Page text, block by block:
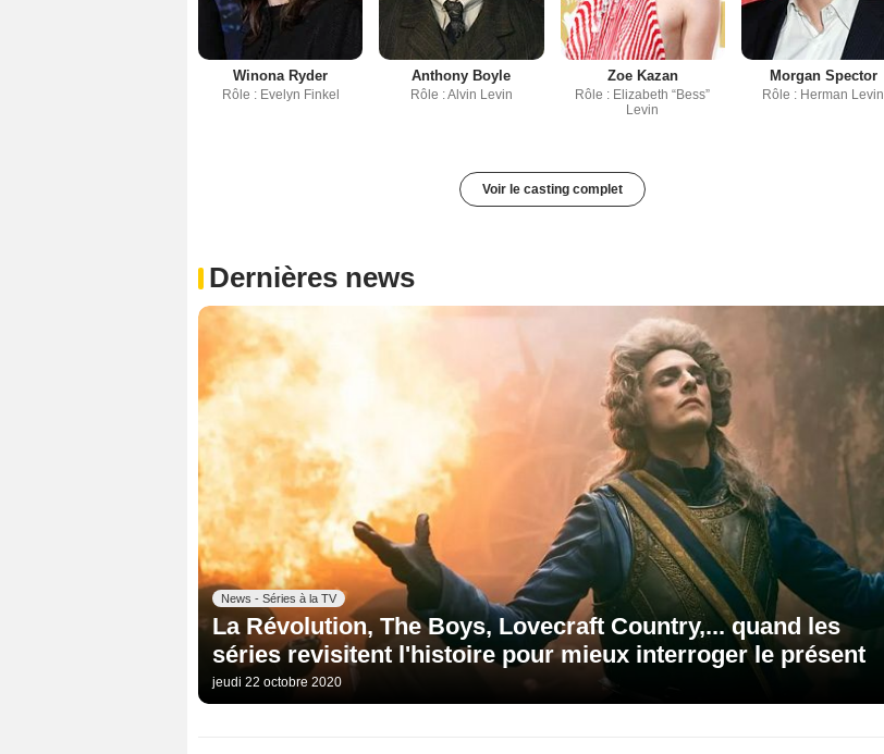
Winona Ryder
Rôle : Evelyn Finkel
Anthony Boyle
Rôle : Alvin Levin
Zoe Kazan
Rôle : Elizabeth “Bess”
Levin
Morgan Spector
Rôle : Herman Levin
Voir le casting complet
Dernières news
News - Séries à la TV
La Révolution, The Boys, Lovecraft Country,... quand les
séries revisitent l'histoire pour mieux interroger le présent
jeudi 22 octobre 2020